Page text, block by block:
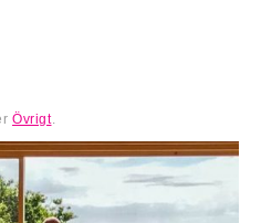
Övrigt.